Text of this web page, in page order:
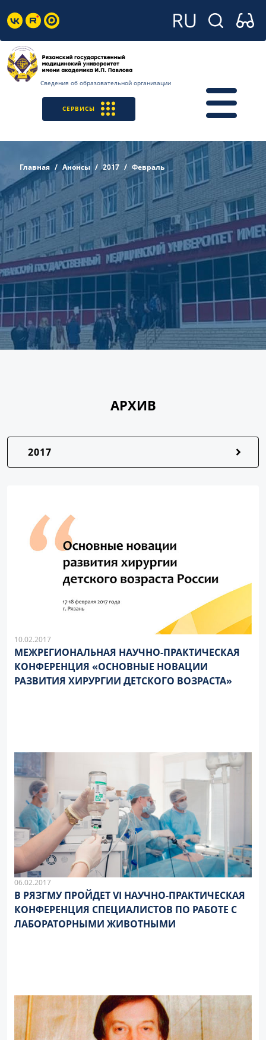
Сведения об образовательной организации
СЕРВИСЫ
Главная Анонсы 2017 Февраль
АРХИВ
2017
10.02.2017
МЕЖРЕГИОНАЛЬНАЯ НАУЧНО-ПРАКТИЧЕСКАЯ
КОНФЕРЕНЦИЯ «ОСНОВНЫЕ НОВАЦИИ
РАЗВИТИЯ ХИРУРГИИ ДЕТСКОГО ВОЗРАСТА»
06.02.2017
В РЯЗГМУ ПРОЙДЕТ VI НАУЧНО-ПРАКТИЧЕСКАЯ
КОНФЕРЕНЦИЯ СПЕЦИАЛИСТОВ ПО РАБОТЕ С
ЛАБОРАТОРНЫМИ ЖИВОТНЫМИ